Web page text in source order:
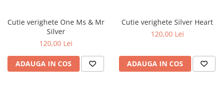
Accesorii par
Cutie verighete One Ms & Mr
Silver
120,00 Lei
ADAUGA IN COS
Cutie verighete Silver Heart
120,00 Lei
ADAUGA IN COS